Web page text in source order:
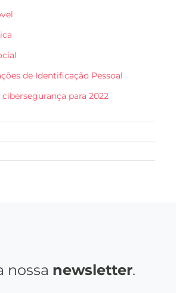
de Identificação Pessoal
cibersegurança para 2022
nossa newsletter.